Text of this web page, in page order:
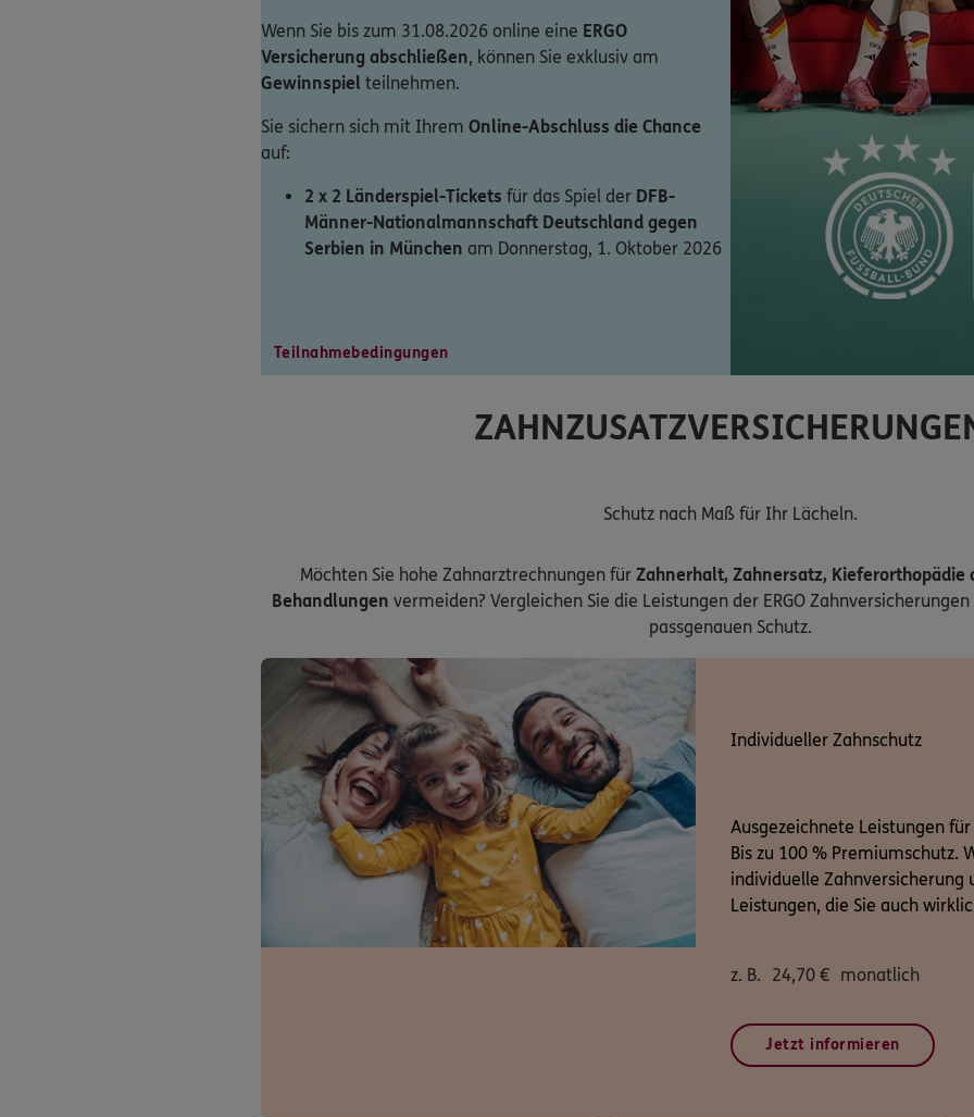
Wenn Sie bis zum 31.08.2026 online eine ERGO
Versicherung abschließen, können Sie exklusiv am
Gewinnspiel teilnehmen.
Sie sichern sich mit Ihrem Online-Abschluss die Chance
auf:
2 x 2 Länderspiel-Tickets für das Spiel der DFB-
Männer-Nationalmannschaft Deutschland gegen
Serbien in München am Donnerstag, 1. Oktober 2026
Teilnahmebedingungen
Schutz nach Maß für Ihr Lächeln.
Möchten Sie hohe Zahnarztrechnungen für Zahnerhalt, Zahnersatz, Kieferorthopädie
Behandlungen vermeiden? Vergleichen Sie die Leistungen der ERGO
passgenauen Schutz.
Individueller Zahnschutz
Ausgezeichnete Leistungen
Bis zu 100 % Premiumschutz.
individuelle Zahnversicherung
Leistungen, die Sie auch
z. B. 24,70 € monatlich
Jetzt informieren